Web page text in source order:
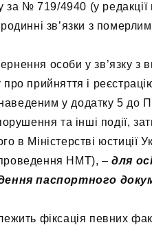
№ 719/4940 (у редакції
зв’язки з
особи у зв’язку з
про прийняття і
у додатку 5 до
та інші події,
в Міністерстві юстиції
проведення НМТ), –для
паспортного
фіксація певних